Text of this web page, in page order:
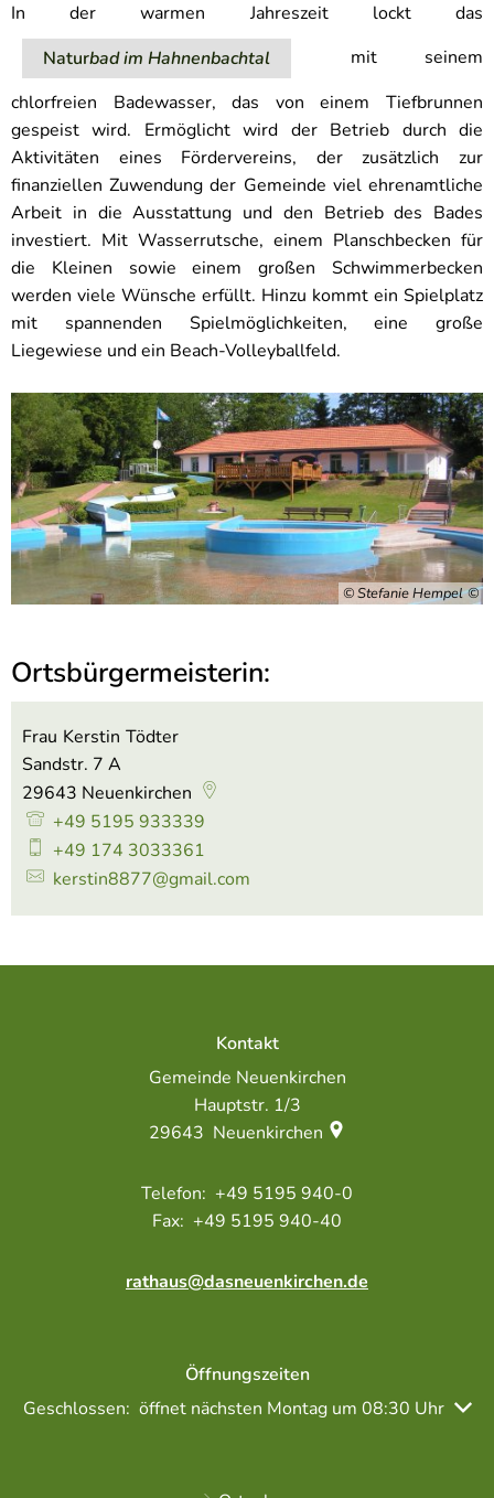
In der warmen Jahreszeit lockt das
Naturbad im Hahnenbachtal
mit seinem
chlorfreien Badewasser, das von einem Tiefbrunnen
gespeist wird. Ermöglicht wird der Betrieb durch die
Aktivitäten eines Fördervereins, der zusätzlich zur
finanziellen Zuwendung der Gemeinde viel ehrenamtliche
Arbeit in die Ausstattung und den Betrieb des Bades
investiert. Mit Wasserrutsche, einem Planschbecken für
die Kleinen sowie einem großen Schwimmerbecken
werden viele Wünsche erfüllt. Hinzu kommt ein Spielplatz
mit spannenden Spielmöglichkeiten, eine große
Liegewiese und ein Beach-Volleyballfeld.
© Stefanie Hempel
Ortsbürgermeisterin:
Frau Kerstin Tödter
Sandstr. 7 A
29643 Neuenkirchen
+49 5195 933339
+49 174 3033361
kerstin8877@gmail.com
Kontakt
Gemeinde Neuenkirchen
Hauptstr. 1/3
29643 Neuenkirchen
+49 5195 940-0
+49 5195 940-40
rathaus@dasneuenkirchen.de
Öffnungszeiten
Klicken, um weitere Öffnungs- oder Schließzeiten
Geschlossen: öffnet nächsten Montag um 08:30 Uhr